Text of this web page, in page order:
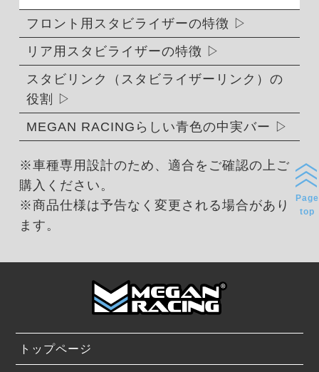
フロント用スタビライザーの特徴
リア用スタビライザーの特徴
スタビリンク（スタビライザーリンク）の
役割
MEGAN RACINGらしい青色の中実バー
※車種専用設計のため、適合をご確認の上ご
購入ください。
※商品仕様は予告なく変更される場合があり
ます。
トップページ
Page
top